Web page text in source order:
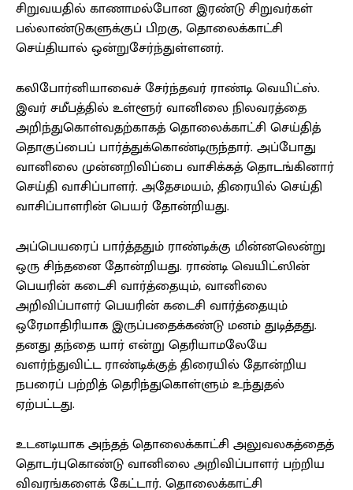
சிறுவயதில் காணாமல்போன இரண்டு சிறுவர்கள்
பல்லாண்டுகளுக்குப் பிறகு, தொலைக்காட்சி
செய்தியால் ஒன்றுசேர்ந்துள்ளனர்.
கலிபோர்னியாவைச் சேர்ந்தவர் ராண்டி வெயிட்ஸ்.
இவர் சமீபத்தில் உள்ளூர் வானிலை நிலவரத்தை
அறிந்துகொள்வதற்காகத் தொலைக்காட்சி செய்தித்
தொகுப்பைப் பார்த்துக்கொண்டிருந்தார். அப்போது
வானிலை முன்னறிவிப்பை வாசிக்கத் தொடங்கினார்
செய்தி வாசிப்பாளர். அதேசமயம், திரையில் செய்தி
வாசிப்பாளரின் பெயர் தோன்றியது.
அப்பெயரைப் பார்த்ததும் ராண்டிக்கு மின்னலென்று
ஒரு சிந்தனை தோன்றியது. ராண்டி வெயிட்ஸின்
பெயரின் கடைசி வார்த்தையும், வானிலை
அறிவிப்பாளர் பெயரின் கடைசி வார்த்தையும்
ஒரேமாதிரியாக இருப்பதைக்கண்டு மனம் துடித்தது.
தனது தந்தை யார் என்று தெரியாமலேயே
வளர்ந்துவிட்ட ராண்டிக்குத் திரையில் தோன்றிய
நபரைப் பற்றித் தெரிந்துகொள்ளும் உந்துதல்
ஏற்பட்டது.
உடனடியாக அந்தத் தொலைக்காட்சி அலுவலகத்தைத்
தொடர்புகொண்டு வானிலை அறிவிப்பாளர் பற்றிய
விவரங்களைக் கேட்டார். தொலைக்காட்சி